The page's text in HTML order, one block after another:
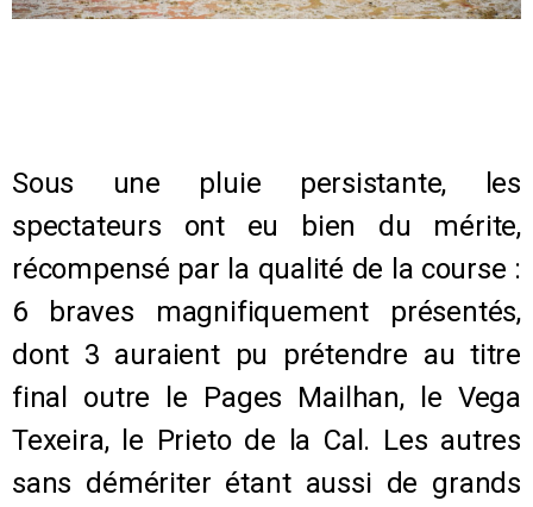
Sous une pluie persistante, les
spectateurs ont eu bien du mérite,
récompensé par la qualité de la course :
6 braves magnifiquement présentés,
dont 3 auraient pu prétendre au titre
final outre le Pages Mailhan, le Vega
Texeira, le Prieto de la Cal. Les autres
sans démériter étant aussi de grands